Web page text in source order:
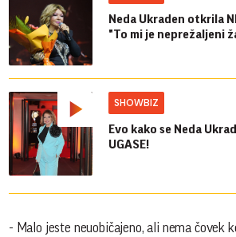
Neda Ukraden otkrila
"To mi je neprežaljeni
SHOWBIZ
Evo kako se Neda
UGASE!
- Malo jeste neuobičajeno, ali nema čovek